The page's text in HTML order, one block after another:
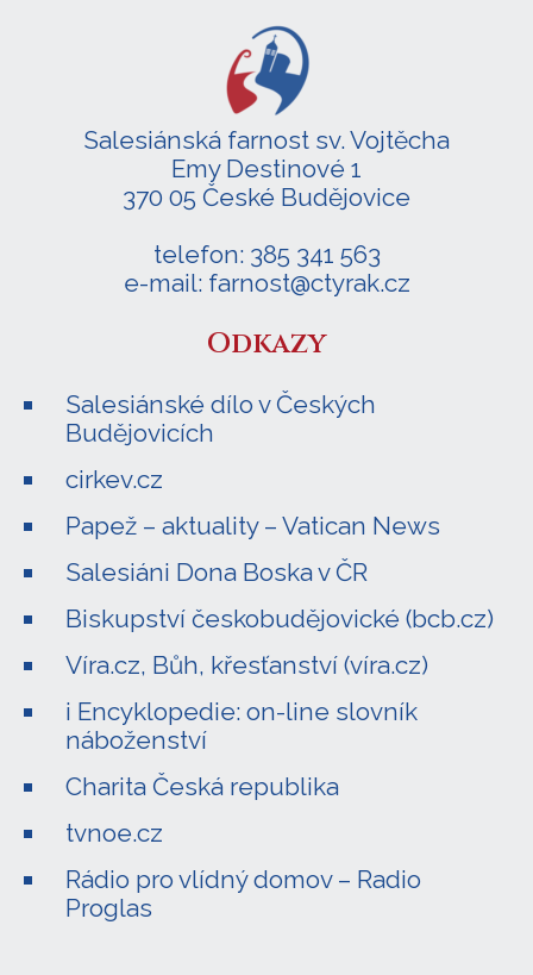
Salesiánská farnost sv. Vojtěcha
Emy Destinové 1
370 05 České Budějovice
telefon: 385 341 563
e-mail: farnost@ctyrak.cz
Odkazy
Salesiánské dílo v Českých
Budějovicích
cirkev.cz
Papež – aktuality – Vatican News
Salesiáni Dona Boska v ČR
Biskupství českobudějovické (bcb.cz)
Víra.cz, Bůh, křesťanství (víra.cz)
i Encyklopedie: on-line slovník
náboženství
Charita Česká republika
tvnoe.cz
Rádio pro vlídný domov – Radio
Proglas